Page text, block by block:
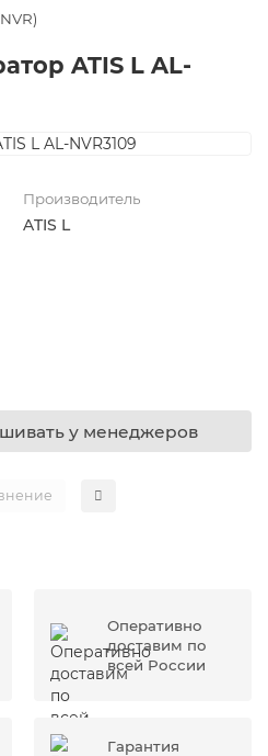
ATIS L AL-
Производитель
ATIS L
у менеджеров
Оперативно
доставим по
всей России
Гарантия